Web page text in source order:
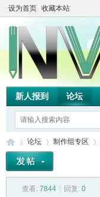
设为首页 收藏本站
新人报到 论坛
论坛
›
制作组专区
查看: 7844 回复: 0